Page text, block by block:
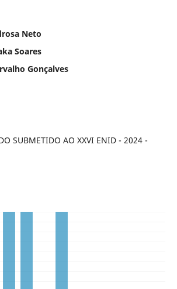
Neto
Soares
Gonçalves
SUBMETIDO AO XXVI ENID - 2024 -